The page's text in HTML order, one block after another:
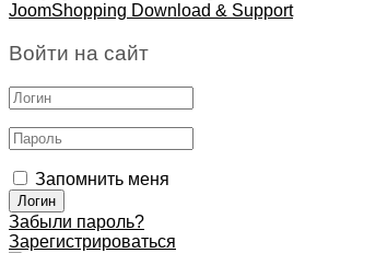
JoomShopping Download & Support
Войти на сайт
Запомнить меня
Забыли пароль?
Зарегистрироваться